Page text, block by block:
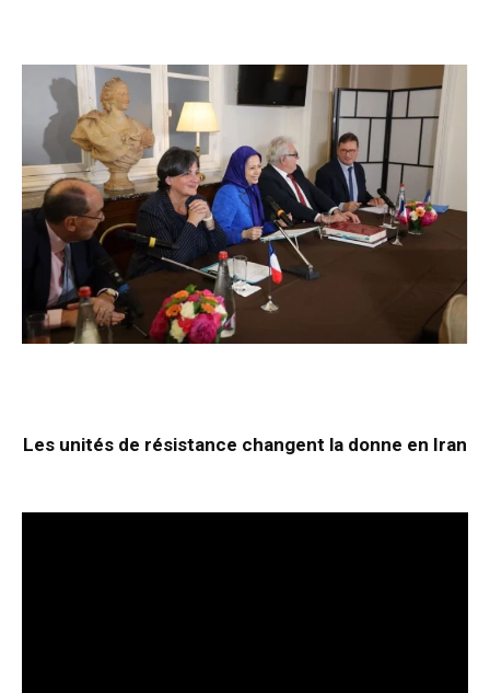
Les unités de résistance changent la donne en Iran